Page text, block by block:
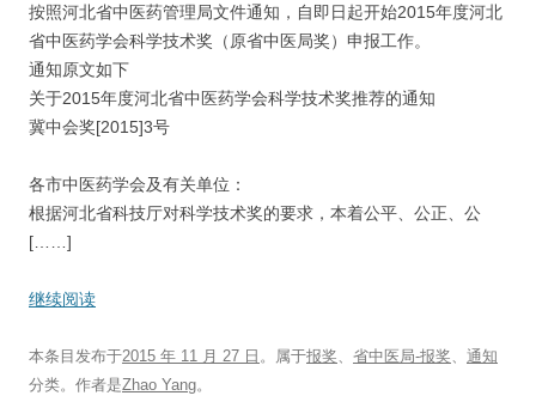
按照河北省中医药管理局文件通知，自即日起开始2015年度河北
省中医药学会科学技术奖（原省中医局奖）申报工作。
通知原文如下
关于2015年度河北省中医药学会科学技术奖推荐的通知
冀中会奖[2015]3号
各市中医药学会及有关单位：
根据河北省科技厅对科学技术奖的要求，本着公平、公正、公
[……]
继续阅读
本条目发布于2015 年 11 月 27 日 。属于报奖、 省中医局-报奖、 通知
分类。 作者是Zhao Yang。